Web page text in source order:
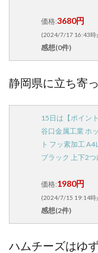
価格:3680円
(2024/7/17 16:43時
感想(0件)
静岡県に立ち寄
15日は【ポイン
谷口金属工業 ホ
ト フッ素加工
ブラック 上下2
価格:1980円
(2024/7/15 19:14時
感想(2件)
ハムチーズはゆ